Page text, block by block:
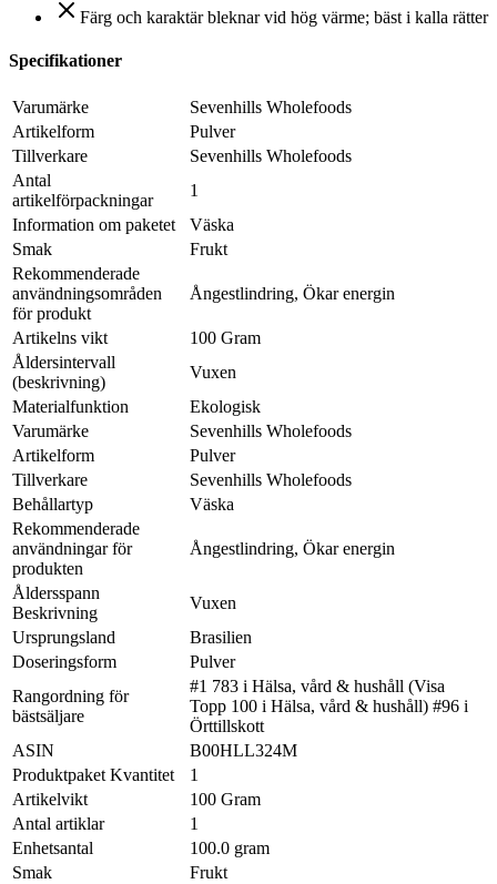
Färg och karaktär bleknar vid hög värme; bäst i kalla rätter
Specifikationer
Varumärke
Sevenhills Wholefoods
Artikelform
Pulver
Tillverkare
Sevenhills Wholefoods
Antal
artikelförpackningar
1
Information om paketet
Väska
Smak
Frukt
Rekommenderade
användningsområden
för produkt
Ångestlindring, Ökar energin
Artikelns vikt
100 Gram
Åldersintervall
(beskrivning)
Vuxen
Materialfunktion
Ekologisk
Varumärke
Sevenhills Wholefoods
Artikelform
Pulver
Tillverkare
Sevenhills Wholefoods
Behållartyp
Väska
Rekommenderade
användningar för
produkten
Ångestlindring, Ökar energin
Åldersspann
Beskrivning
Vuxen
Ursprungsland
Brasilien
Doseringsform
Pulver
Rangordning för
bästsäljare
#1 783 i Hälsa, vård & hushåll (Visa
Topp 100 i Hälsa, vård & hushåll) #96 i
Örttillskott
ASIN
B00HLL324M
Produktpaket Kvantitet
1
Artikelvikt
100 Gram
Antal artiklar
1
Enhetsantal
100.0 gram
Smak
Frukt